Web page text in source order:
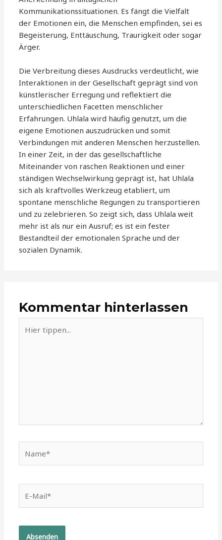
Kommunikationssituationen. Es fängt die Vielfalt
der Emotionen ein, die Menschen empfinden, sei es
Begeisterung, Enttäuschung, Traurigkeit oder sogar
Ärger.
Die Verbreitung dieses Ausdrucks verdeutlicht, wie
Interaktionen in der Gesellschaft geprägt sind von
künstlerischer Erregung und reflektiert die
unterschiedlichen Facetten menschlicher
Erfahrungen. Uhlala wird häufig genutzt, um die
eigene Emotionen auszudrücken und somit
Verbindungen mit anderen Menschen herzustellen.
In einer Zeit, in der das gesellschaftliche
Miteinander von raschen Reaktionen und einer
ständigen Wechselwirkung geprägt ist, hat Uhlala
sich als kraftvolles Werkzeug etabliert, um
spontane menschliche Regungen zu transportieren
und zu zelebrieren. So zeigt sich, dass Uhlala weit
mehr ist als nur ein Ausruf; es ist ein fester
Bestandteil der emotionalen Sprache und der
sozialen Dynamik.
Kommentar hinterlassen
tippen...
Mail*